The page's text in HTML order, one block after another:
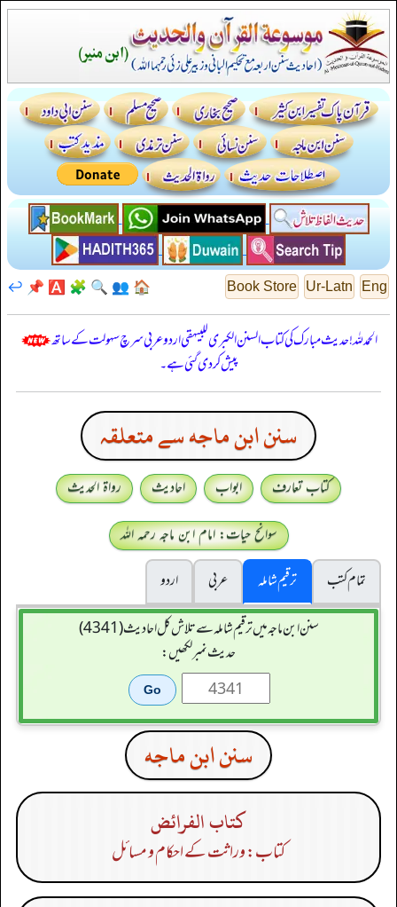
Eng
Ur-Latn
Book Store
🏠
👥
🔍
🧩
🅰️
📌
↩️
الحمدللہ! حدیث مبارک کی کتاب السنن الكبرى للبيهقي اردو عربی سرچ سہولت کے ساتھ
پیش کر دی گئی ہے۔
سنن ابن ماجه سے متعلقہ
کتاب تعارف ابواب احادیث
رواۃ الحدیث
سوانح حیات: امام ابن ماجہ رحمہ اللہ
تمام کتب
ترقیم شاملہ عربی
اردو
سنن ابن ماجہ میں ترقیم شاملہ سے تلاش کل احادیث (4341)
حدیث نمبر لکھیں:
سنن ابن ماجه
كتاب الفرائض
کتاب: وراثت کے احکام و مسائل